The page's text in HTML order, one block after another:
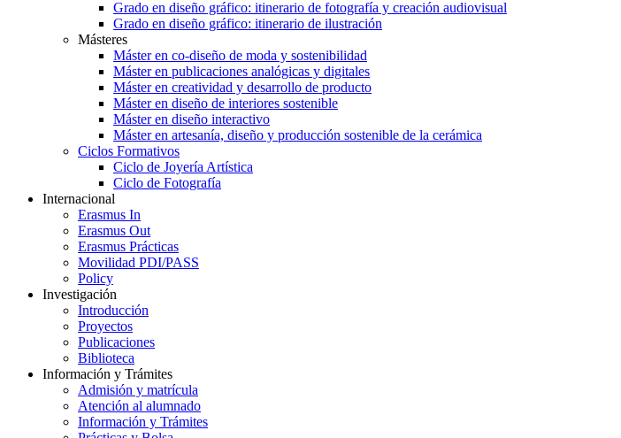
Grado en diseño gráfico: itinerario de fotografía y creación audiovisual
Grado en diseño gráfico: itinerario de ilustración
Másteres
Máster en co-diseño de moda y sostenibilidad
Máster en publicaciones analógicas y digitales
Máster en creatividad y desarrollo de producto
Máster en diseño de interiores sostenible
Máster en diseño interactivo
Máster en artesanía, diseño y producción sostenible de la cerámica
Ciclos Formativos
Ciclo de Joyería Artística
Ciclo de Fotografía
Internacional
Erasmus In
Erasmus Out
Erasmus Prácticas
Movilidad PDI/PASS
Policy
Investigación
Introducción
Proyectos
Publicaciones
Biblioteca
Información y Trámites
Admisión y matrícula
Atención al alumnado
Información y Trámites